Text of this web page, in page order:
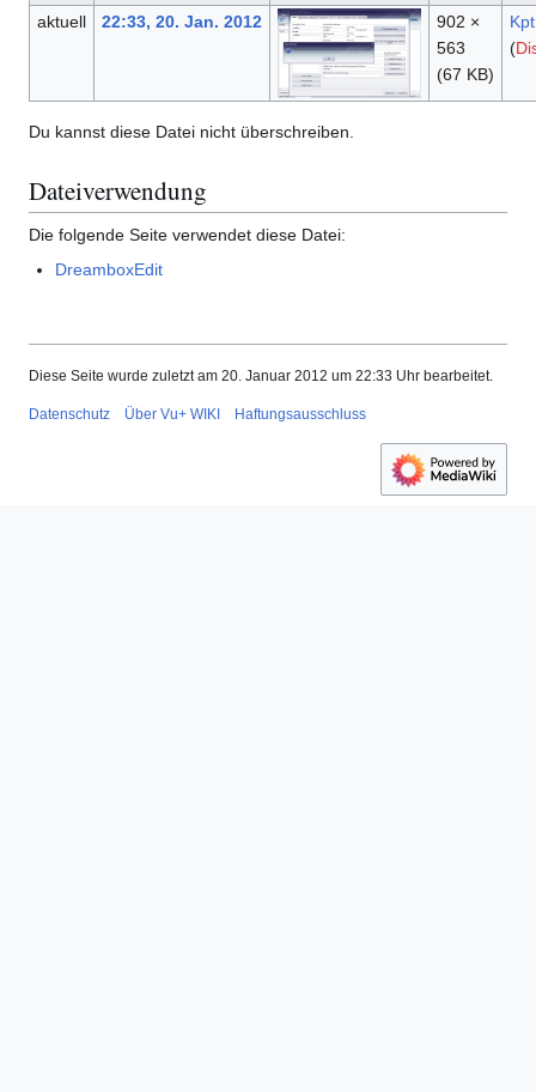
aktuell
22:33, 20. Jan. 2012
902 ×
563
(67 KB)
(
Du kannst diese Datei nicht überschreiben.
Dateiverwendung
Die folgende Seite verwendet diese Datei:
DreamboxEdit
Diese Seite wurde zuletzt am 20. Januar 2012 um 22:33 Uhr bearbeitet.
Datenschutz Über Vu+ WIKI Haftungsausschluss